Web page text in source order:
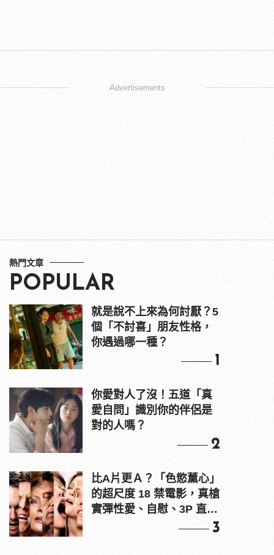
Advertisements
熱門文章
POPULAR
就是說不上來為何討厭？5
個「不討喜」朋友性格，
你遇過哪一種？
1
你愛對人了沒！五道「真
愛自問」識別你的伴侶是
對的人嗎？
2
比A片更Ａ？「色慾薰心」
的超尺度 18 禁電影，真槍
實彈性愛、自慰、3P 直接
3